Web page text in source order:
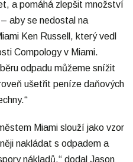
a pomáhá zlepšit množství
aby se nedostal na
Ken Russell, který vedl
Compology v Miami.
odpadu můžeme snížit
ušetřit peníze daňových
Miami slouží jako vzor
nakládat s odpadem a
nákladů,“ dodal Jason